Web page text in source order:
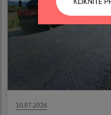
10.07.2026